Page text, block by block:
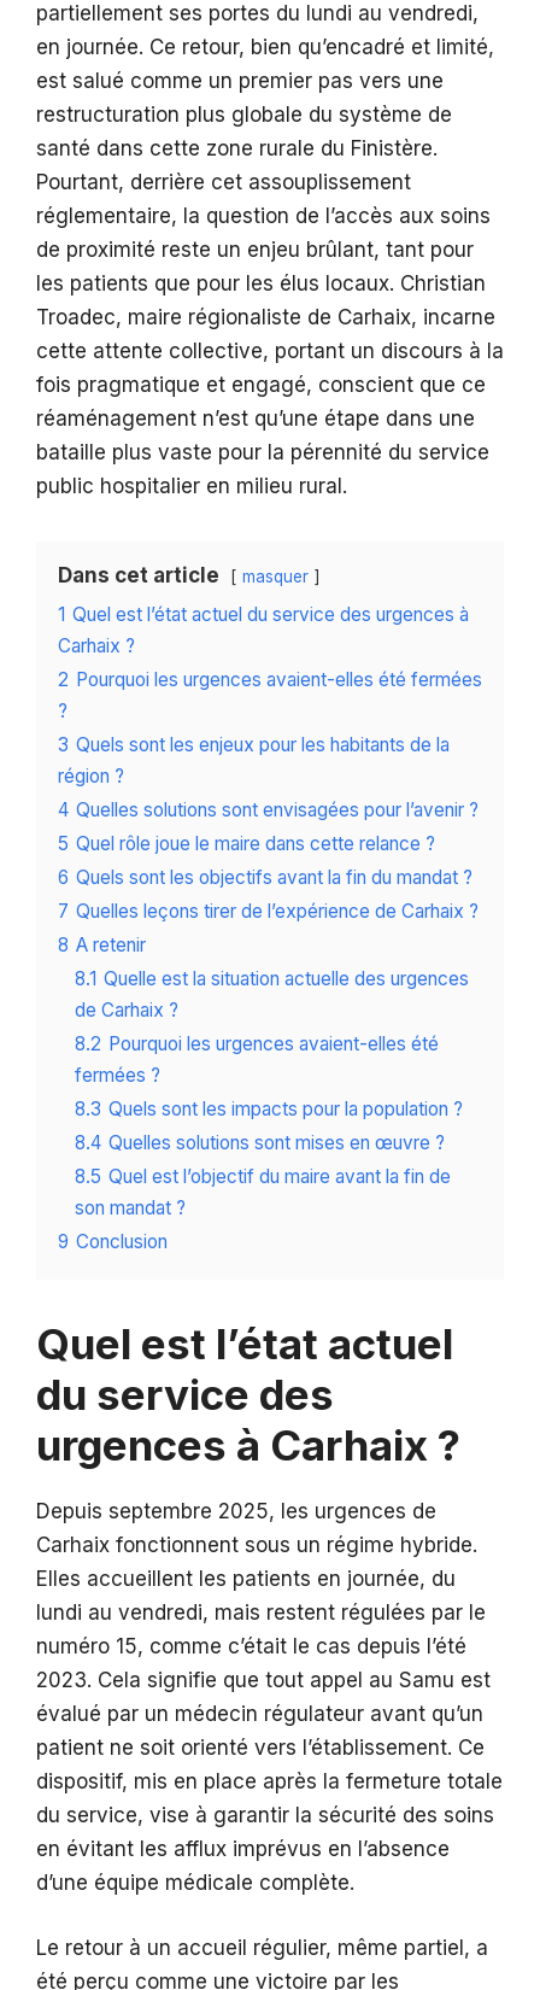
partiellement ses portes du lundi au vendredi,
en journée. Ce retour, bien qu’encadré et limité,
est salué comme un premier pas vers une
restructuration plus globale du système de
santé dans cette zone rurale du Finistère.
Pourtant, derrière cet assouplissement
réglementaire, la question de l’accès aux soins
de proximité reste un enjeu brûlant, tant pour
les patients que pour les élus locaux. Christian
Troadec, maire régionaliste de Carhaix, incarne
cette attente collective, portant un discours à la
fois pragmatique et engagé, conscient que ce
réaménagement n’est qu’une étape dans une
bataille plus vaste pour la pérennité du service
public hospitalier en milieu rural.
Dans cet article masquer
1 Quel est l’état actuel du service des urgences à
Carhaix ?
2 Pourquoi les urgences avaient-elles été fermées
?
3 Quels sont les enjeux pour les habitants de la
région ?
4 Quelles solutions sont envisagées pour l’avenir ?
5 Quel rôle joue le maire dans cette relance ?
6 Quels sont les objectifs avant la fin du mandat ?
7 Quelles leçons tirer de l’expérience de Carhaix ?
8 A retenir
8.1 Quelle est la situation actuelle des urgences
de Carhaix ?
8.2 Pourquoi les urgences avaient-elles été
fermées ?
8.3 Quels sont les impacts pour la population ?
8.4 Quelles solutions sont mises en œuvre ?
8.5 Quel est l’objectif du maire avant la fin de
son mandat ?
9 Conclusion
Quel est l’état actuel
du service des
urgences à Carhaix ?
Depuis septembre 2025, les urgences de
Carhaix fonctionnent sous un régime hybride.
Elles accueillent les patients en journée, du
lundi au vendredi, mais restent régulées par le
numéro 15, comme c’était le cas depuis l’été
2023. Cela signifie que tout appel au Samu est
évalué par un médecin régulateur avant qu’un
patient ne soit orienté vers l’établissement. Ce
dispositif, mis en place après la fermeture totale
du service, vise à garantir la sécurité des soins
en évitant les afflux imprévus en l’absence
d’une équipe médicale complète.
Le retour à un accueil régulier, même partiel, a
été perçu comme une victoire par les